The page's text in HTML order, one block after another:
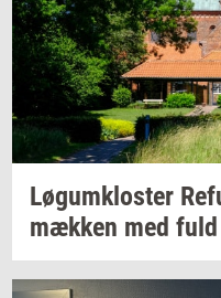
Løgum­klo­ster
mæk­ken med fuld